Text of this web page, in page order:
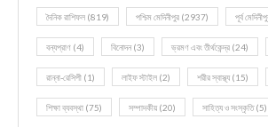
দৈনিক রাশিফল (819) পশ্চিম মেদিনীপুর (2937) পূর্ব
বন্যপ্রাণ (4) বিনোদন(3) ভ্রমণ এবং তীর্থকেন্দ্র (24)
রান্না-রেসিপী (1) লাইফ স্টাইল (2) শরীর স্বাস্থ্য (15)
শিক্ষা ব্যবস্থা (75) সম্পাদকীয় (20) সাহিত্য ও সংস্কৃতি(5)